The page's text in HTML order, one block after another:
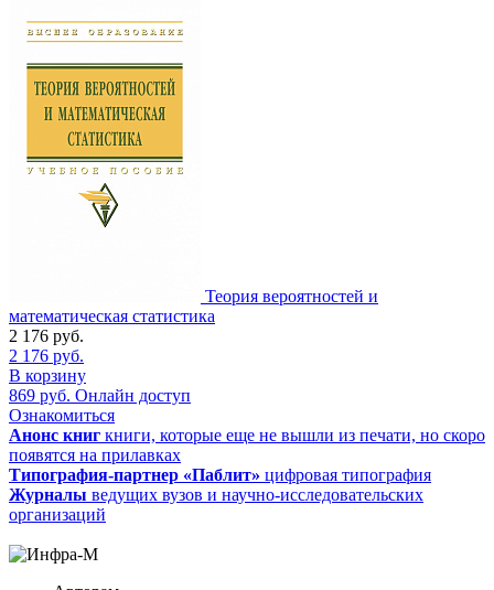
Теория вероятностей и
математическая статистика
2 176 руб.
2 176 руб.
В корзину
869 руб. Онлайн доступ
Ознакомиться
Анонс книг книги, которые еще не вышли из печати, но скоро
появятся на прилавках
Типография-партнер «Паблит» цифровая типография
Журналы ведущих вузов и научно-исследовательских
организаций